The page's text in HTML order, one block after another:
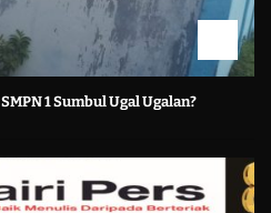
1 Sumbul Ugal Ugalan?